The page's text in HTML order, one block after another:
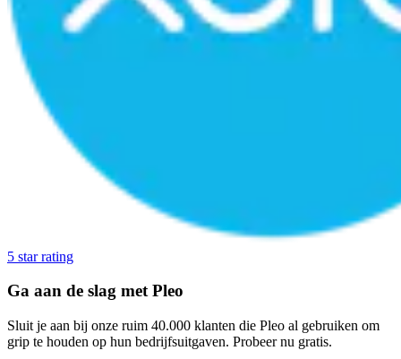
5 star rating
Ga aan de slag met Pleo
Sluit je aan bij onze ruim 40.000 klanten die Pleo al gebruiken om
grip te houden op hun bedrijfsuitgaven. Probeer nu gratis.